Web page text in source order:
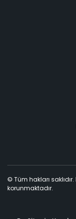
© Tüm hakları
korunmaktadır.